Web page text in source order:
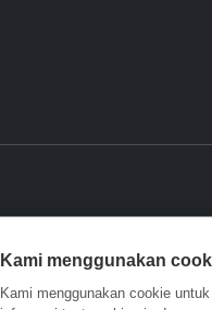
Kami menggunakan
Kami menggunakan cookie